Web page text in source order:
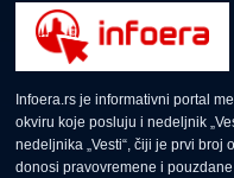
Infoera.rs je informativni portal
okviru koje posluju i nedeljnik
nedeljnika „Vesti“, čiji je prvi broj
donosi pravovremene i